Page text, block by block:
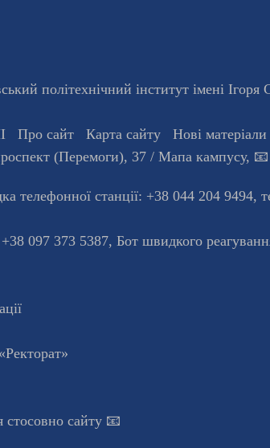
політехнічний інститут імені Ігоря
Про сайт Карта сайту
Нові матеріали
(Перемоги), 37 / Мапа кампусу, 📧
телефонної станцiї: +38 044 204 9494,
097 373 5387, Бот швидкого
стосовно сайту 📧